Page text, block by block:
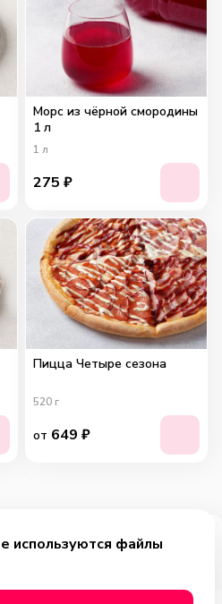
за 345₽
Морс из чёрной смородины
1 л
1 л
275 ₽
Пицца Четыре сезона
520 г
от 649 ₽
используются файлы